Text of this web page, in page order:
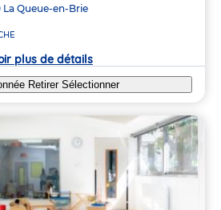
La Queue-en-Brie
plus de détails
Retirer Sélectionner